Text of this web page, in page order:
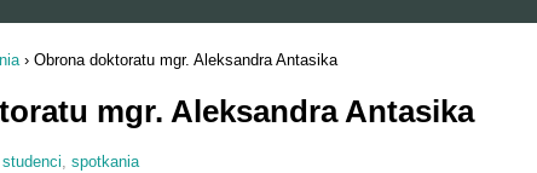
› Obrona doktoratu mgr. Aleksandra Antasika
mgr. Aleksandra Antasika
studenci, spotkania